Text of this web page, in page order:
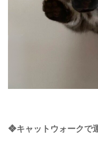
❖キャットウォークで